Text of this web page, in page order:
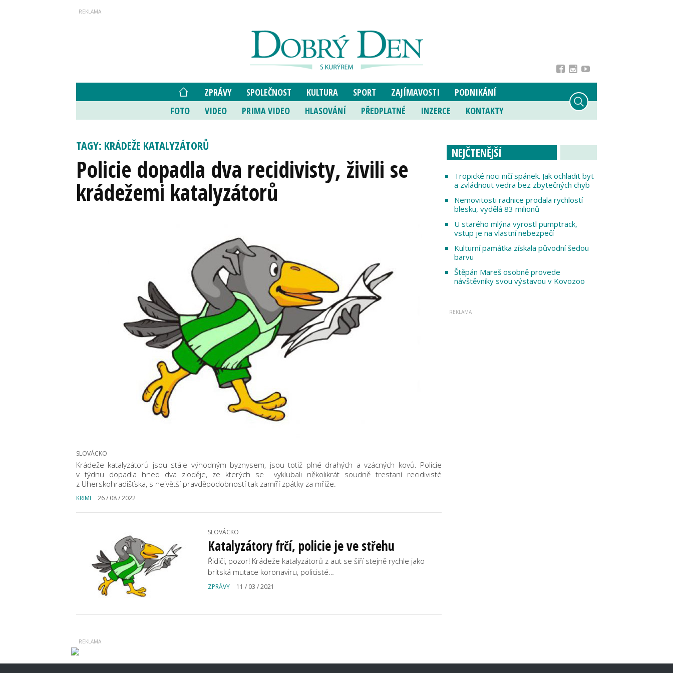
ZPRÁVY SPOLEČNOST KULTURA SPORT ZAJÍMAVOSTI
PODNIKÁNÍ
FOTO
VIDEO PRIMA VIDEO HLASOVÁNÍ PŘEDPLATNÉ INZERCE KONTAKTY
TAGY: KRÁDEŽE KATALYZÁTORŮ
Policie dopadla dva recidivisty, živili se
krádežemi katalyzátorů
SLOVÁCKO
Krádeže katalyzátorů jsou stále výhodným byznysem, jsou totiž plné drahých a vzácných kovů. Policie
v týdnu dopadla hned dva zloděje, ze kterých se vyklubali několikrát soudně trestaní recidivisté
z Uherskohradišťska, s největší pravděpodobností tak zamíří zpátky za mříže.
KRIMI 26 / 08 / 2022
SLOVÁCKO
Katalyzátory frčí, policie je ve střehu
Řidiči, pozor! Krádeže katalyzátorů z aut se šíří stejně rychle jako
britská mutace koronaviru, policisté…
ZPRÁVY 11 / 03 / 2021
NEJČTENĚJŠÍ
Tropické noci ničí spánek. Jak ochladit byt
a zvládnout vedra bez zbytečných chyb
Nemovitosti radnice prodala rychlostí
blesku, vydělá 83 milionů
U starého mlýna vyrostl pumptrack,
vstup je na vlastní nebezpečí
Kulturní památka získala původní šedou
barvu
Štěpán Mareš osobně provede
návštěvníky svou výstavou v Kovozoo